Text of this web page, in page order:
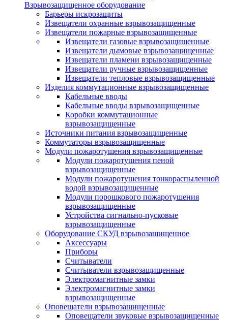
Взрывозащищенное оборудование
Барьеры искрозащиты
Извещатели охранные взрывозащищенные
Извещатели пожарные взрывозащищенные
Извещатели газовые взрывозащищенные
Извещатели дымовые взрывозащищенные
Извещатели пламени взрывозащищенные
Извещатели ручные взрывозащищенные
Извещатели тепловые взрывозащищенные
Изделия коммутационные взрывозащищенные
Кабельные вводы
Кабельные вводы взрывозащищенные
Коробки коммутационные
взрывозащищенные
Источники питания взрывозащищенные
Коммутаторы взрывозащищенные
Модули пожаротушения взрывозащищенные
Модули пожаротушения пеной
взрывозащищенные
Модули пожаротушения тонкораспыленной
водой взрывозащищенные
Модули порошкового пожаротушения
взрывозащищенные
Устройства сигнально-пусковые
взрывозащищенные
Оборудование СКУД взрывозащищенное
Аксессуары
Приборы
Считыватели
Считыватели взрывозащищенные
Электромагнитные замки
Электромагнитные замки
взрывозащищенные
Оповещатели взрывозащищенные
Оповещатели звуковые взрывозащищенные